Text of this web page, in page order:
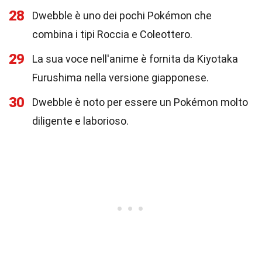
28
Dwebble è uno dei pochi Pokémon che
combina i tipi Roccia e Coleottero.
29
La sua voce nell'anime è fornita da Kiyotaka
Furushima nella versione giapponese.
30
Dwebble è noto per essere un Pokémon molto
diligente e laborioso.